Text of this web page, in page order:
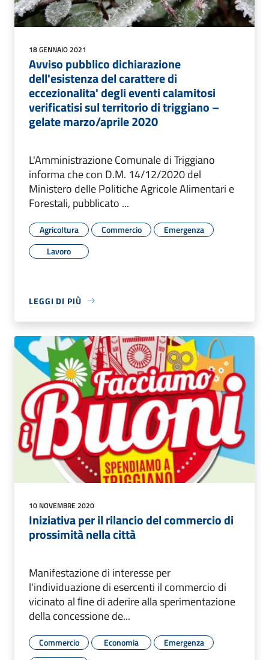
18 GENNAIO 2021
Avviso pubblico dichiarazione
dell'esistenza del carattere di
eccezionalita' degli eventi calamitosi
verificatisi sul territorio di triggiano –
gelate marzo/aprile 2020
L'Amministrazione Comunale di Triggiano
informa che con D.M. 14/12/2020 del
Ministero delle Politiche Agricole Alimentari e
Forestali, pubblicato ...
Agricoltura Commercio
Emergenza
Lavoro
LEGGI DI PIÙ
10 NOVEMBRE 2020
Iniziativa per il rilancio del commercio di
prossimità nella città
Manifestazione di interesse per
l'individuazione di esercenti il commercio di
vicinato al ﬁne di aderire alla sperimentazione
della concessione de...
Commercio Economia
Emergenza